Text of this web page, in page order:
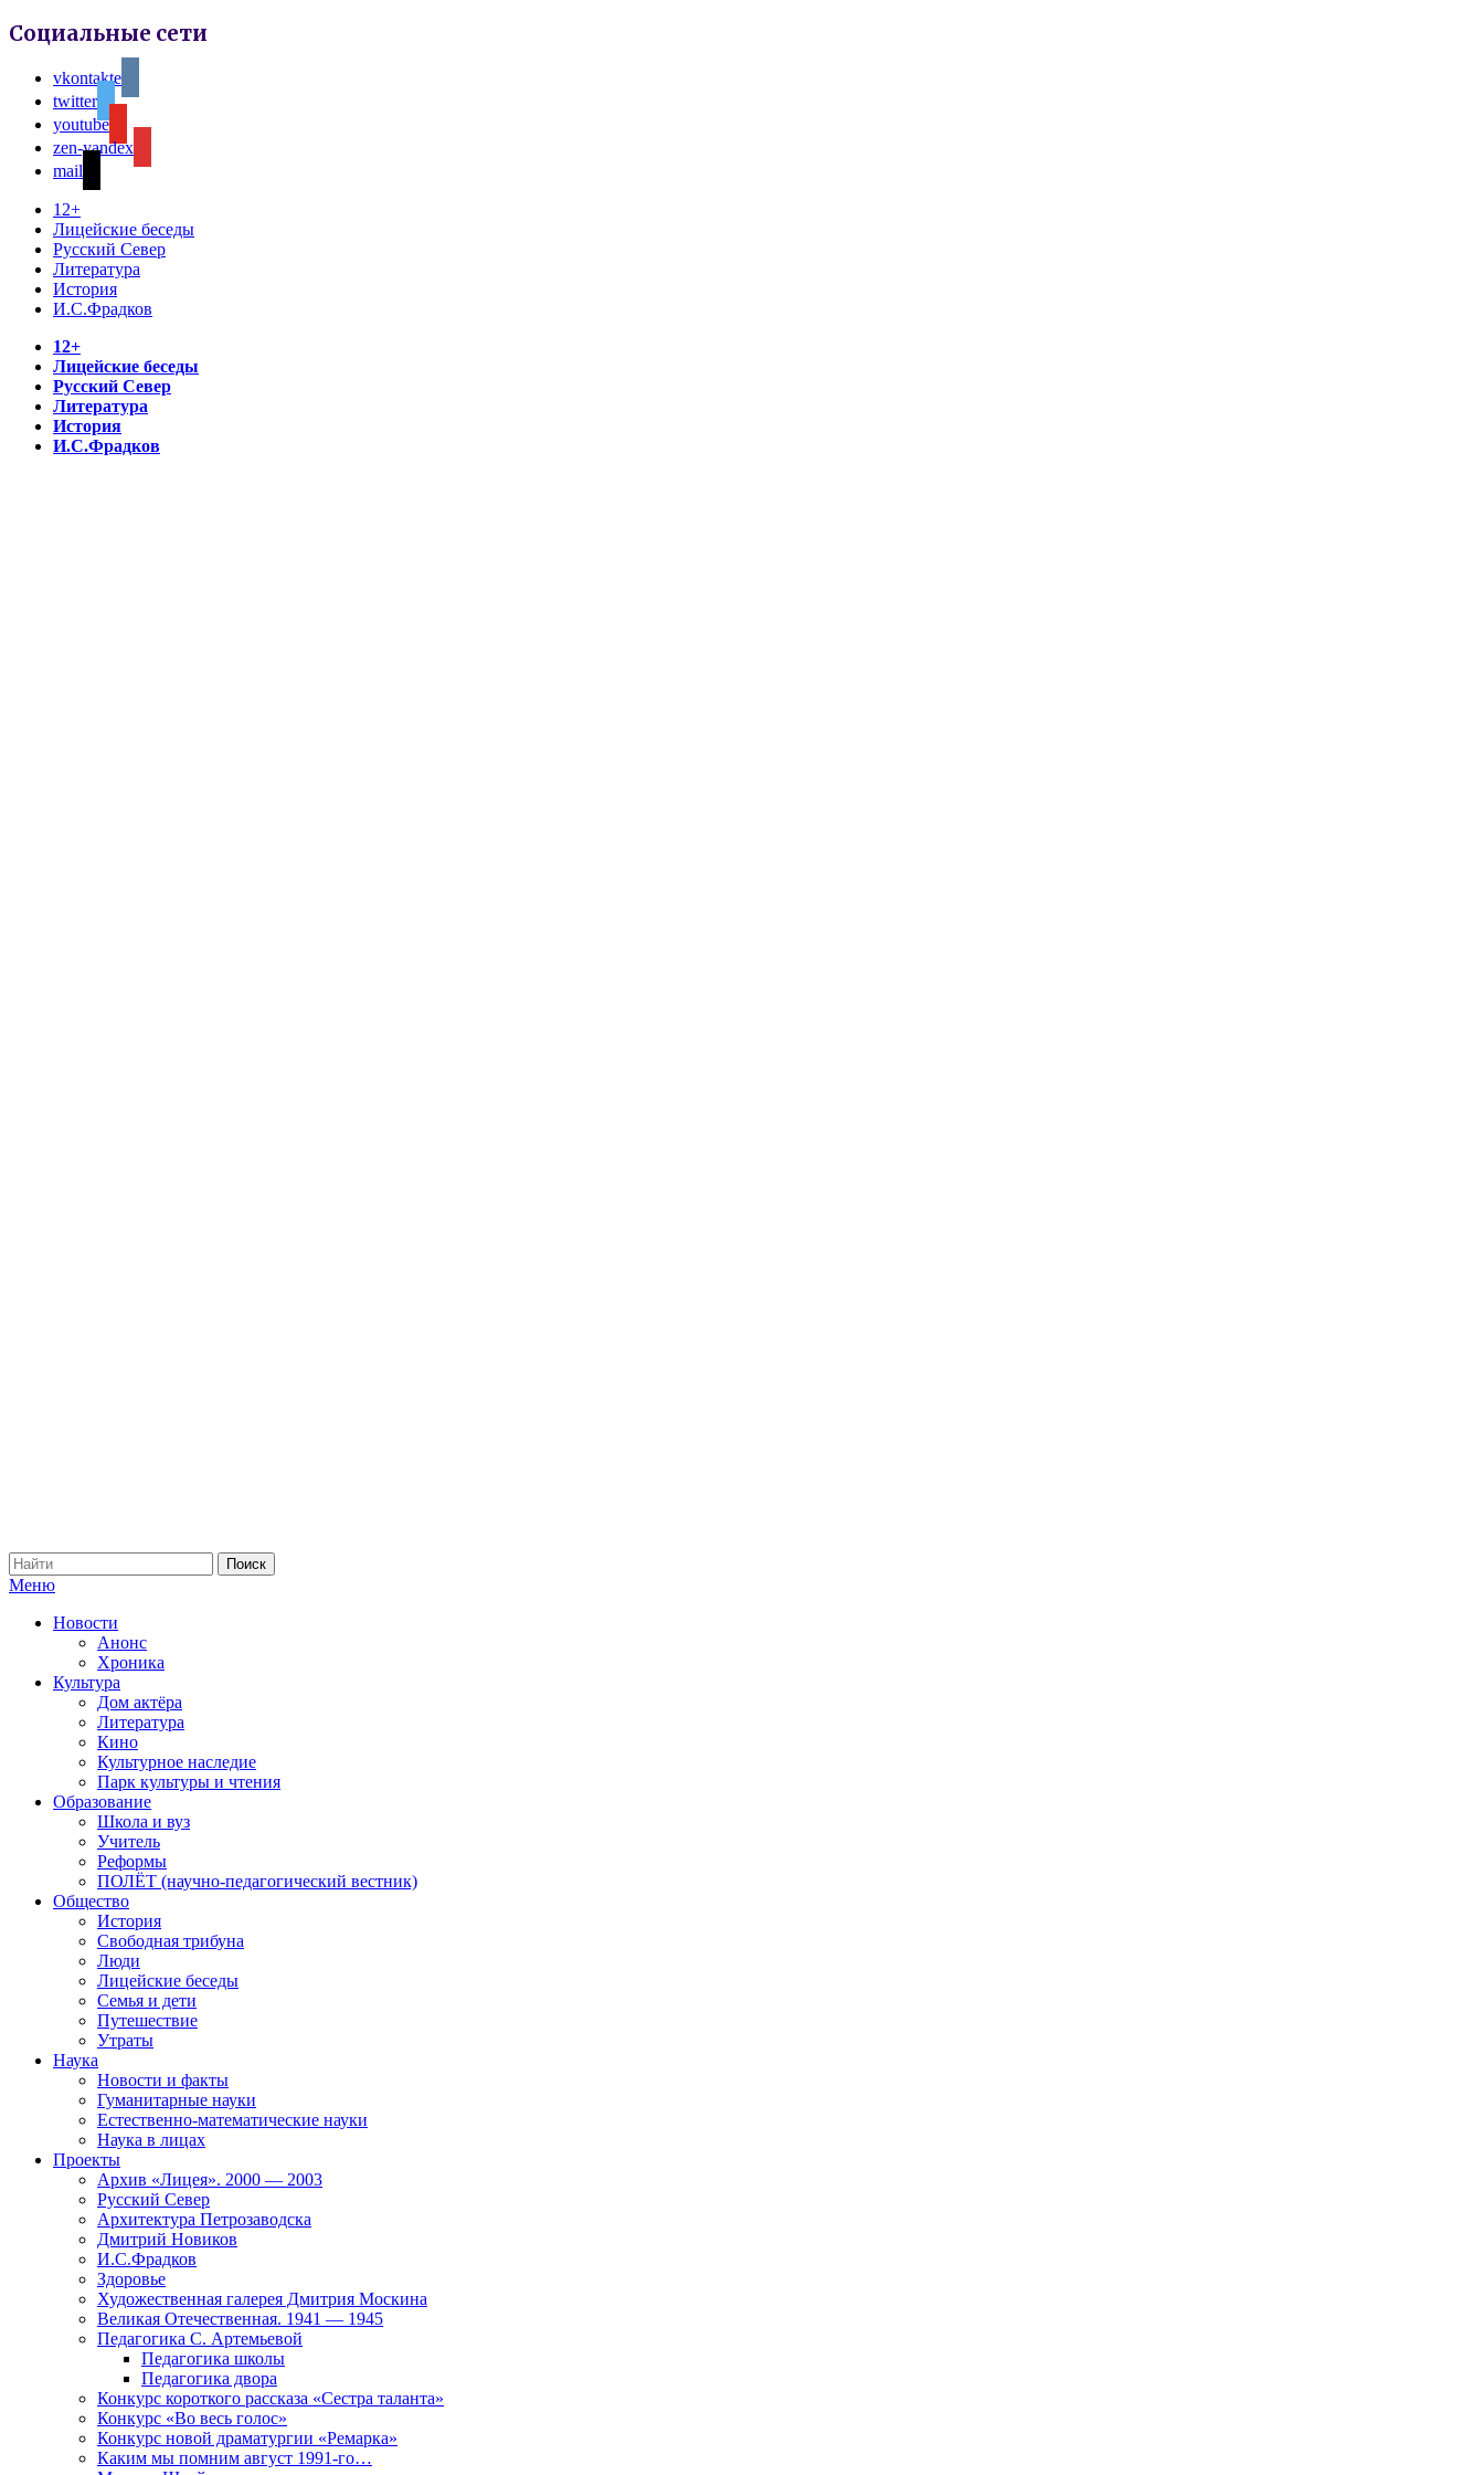
Социальные сети
vkontakte
twitter
youtube
zen-yandex
mail
12+
Лицейские беседы
Русский Север
Литература
История
И.С.Фрадков
12+
Лицейские беседы
Русский Север
Литература
История
И.С.Фрадков
Меню
Новости
Анонс
Хроника
Культура
Дом актёра
Литература
Кино
Культурное наследие
Парк культуры и чтения
Образование
Школа и вуз
Учитель
Реформы
ПОЛЁТ (научно-педагогический вестник)
Общество
История
Свободная трибуна
Люди
Лицейские беседы
Семья и дети
Путешествие
Утраты
Наука
Новости и факты
Гуманитарные науки
Естественно-математические науки
Наука в лицах
Проекты
Архив «Лицея». 2000 — 2003
Русский Север
Архитектура Петрозаводска
Дмитрий Новиков
И.С.Фрадков
Здоровье
Художественная галерея Дмитрия Москина
Великая Отечественная. 1941 — 1945
Педагогика С. Артемьевой
Педагогика школы
Педагогика двора
Конкурс короткого рассказа «Сестра таланта»
Конкурс «Во весь голос»
Конкурс новой драматургии «Ремарка»
Каким мы помним август 1991-го…